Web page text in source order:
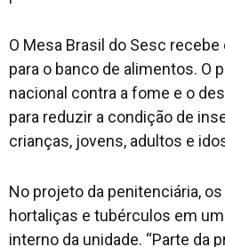
O Mesa Brasil do Sesc
para o banco de alimentos. O
nacional contra a fome e o
para reduzir a condição de
crianças, jovens, adultos e
No projeto da penitenciária,
hortaliças e tubérculos em
interno da unidade. “Parte da